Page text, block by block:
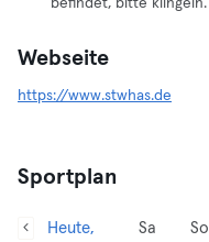
befindet, bitte klingeln.
Webseite
https://www.stwhas.de
Sportplan
Heute,
Sa
So